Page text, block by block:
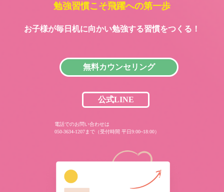
勉強習慣こそ飛躍への第一歩
お子様が毎日机に向かい勉強する習慣をつくる！
無料カウンセリング
公式LINE
電話でのお問い合わせは
050-3634-1207まで（受付時間 平日9:00~18:00）